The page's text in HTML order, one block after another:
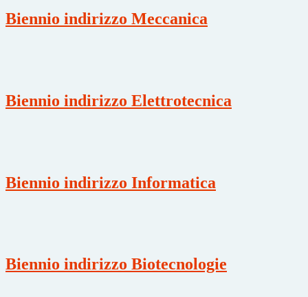
Biennio indirizzo Meccanica
Biennio indirizzo Elettrotecnica
Biennio indirizzo Informatica
Biennio indirizzo Biotecnologie